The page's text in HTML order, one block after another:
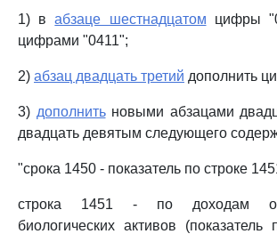
1) вабзаце шестнадцатом цифры
цифрами "0411";
2) абзац двадцать третий дополнить
3) дополнитьновыми абзацами
двадцать девятым следующего
"срока 1450 - показатель по строке
строка 1451 - по доходам от
биологических активов